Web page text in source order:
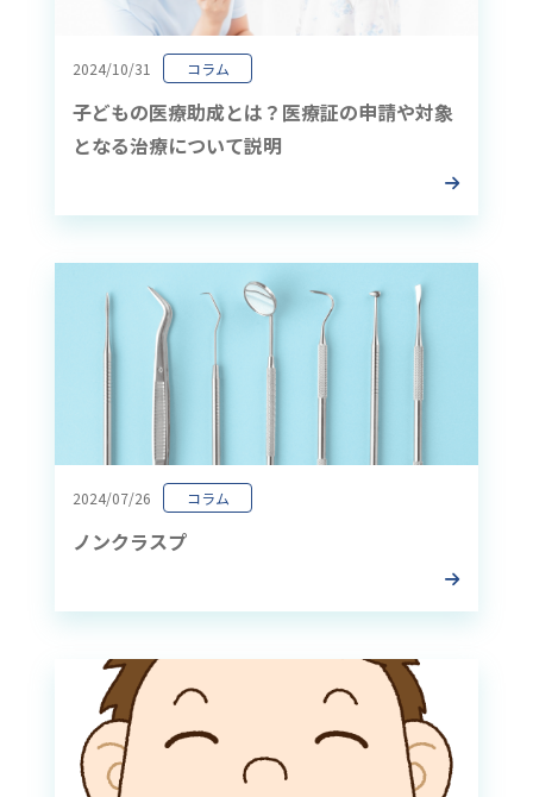
2024/10/31 コラム
子どもの医療助成とは？医療証の申請や対象
となる治療について説明
2024/07/26 コラム
ノンクラスプ